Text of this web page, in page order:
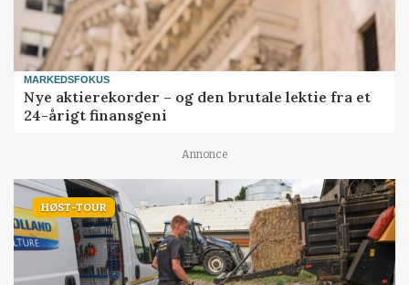
MARKEDSFOKUS
Nye aktierekorder – og den brutale lektie fra et
24-årigt finansgeni
Annonce
HØST-TOUR